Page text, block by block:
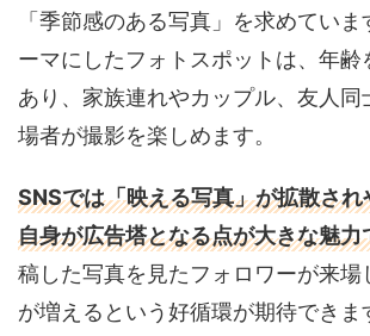
「季節感のある写真」を求めてい
ーマにしたフォトスポットは、年齢
あり、家族連れやカップル、友人同
場者が撮影を楽しめます。
SNSでは「映える写真」が拡散さ
自身が広告塔となる点が大きな魅力
稿した写真を見たフォロワーが来場
が増えるという好循環が期待できま